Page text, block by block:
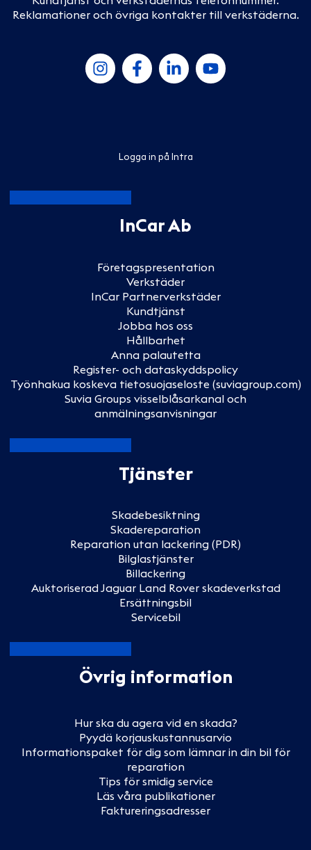
Reklamationer och övriga kontakter till verkstäderna.
Logga in på Intra
InCar Ab
Företagspresentation
Verkstäder
InCar Partnerverkstäder
Kundtjänst
Jobba hos oss
Hållbarhet
Anna palautetta
Register- och dataskyddspolicy
Työnhakua koskeva tietosuojaseloste (suviagroup.com)
Suvia Groups visselblåsarkanal och
anmälningsanvisningar
Tjänster
Skadebesiktning
Skadereparation
Reparation utan lackering (PDR)
Bilglastjänster
Billackering
Auktoriserad Jaguar Land Rover skadeverkstad
Ersättningsbil
Servicebil
Övrig information
Hur ska du agera vid en skada?
Pyydä korjauskustannusarvio
Informationspaket för dig som lämnar in din bil för
reparation
Tips för smidig service
Läs våra publikationer
Faktureringsadresser